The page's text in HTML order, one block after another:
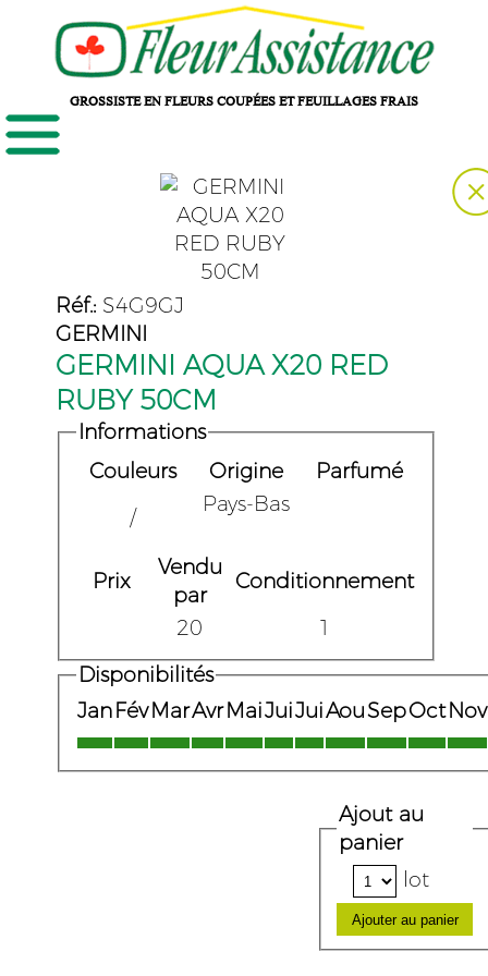
GROSSISTE EN FLEURS COUPÉES ET FEUILLAGES FRAIS
Réf.: S4G9GJ
GERMINI
GERMINI AQUA X20 RED
RUBY 50CM
Informations
Couleurs
Origine
Parfumé
/
Pays-Bas
Prix
Vendu
par
Conditionnement
20
1
Disponibilités
JanFévMarAvrMaiJuiJuiAouSepOctNov
Ajout au
panier
lot